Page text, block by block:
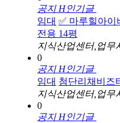
공지 H인기글
임대 ✅ 마루힐아이
전용 14평
지식산업센터,업무
0
공지 H인기글
임대 첨단리채비즈
지식산업센터,업무
0
공지 H인기글